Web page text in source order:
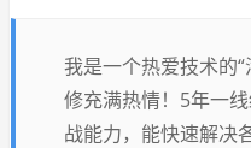
我是一个热爱技术的
修充满热情！5年一
战能力，能快速解决